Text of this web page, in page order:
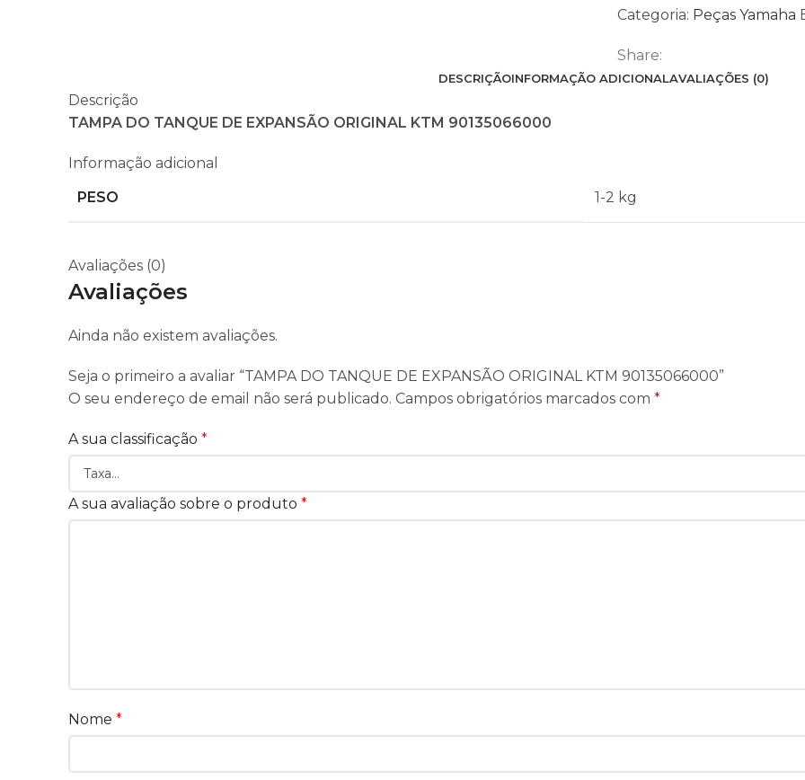
ORIGINAL
KTM
90135066000
Categoria: Peças Yamaha
Share:
DESCRIÇÃOINFORMAÇÃO ADICIONALAVALIAÇÕES (0)
Descrição
TAMPA DO TANQUE DE EXPANSÃO ORIGINAL KTM 90135066000
Informação adicional
PESO
1-2 kg
Avaliações (0)
Avaliações
Ainda não existem avaliações.
Seja o primeiro a avaliar “TAMPA DO TANQUE DE EXPANSÃO ORIGINAL KTM 90135066000”
O seu endereço de email não será publicado. Campos obrigatórios marcados com *
A sua classificação *
A sua avaliação sobre o produto *
Nome *